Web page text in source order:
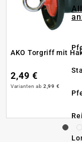
AKO Torgriff mit
2,49 €
Varianten ab 2,99 €